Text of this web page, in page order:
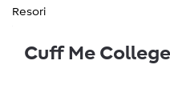
Resori
Cuff Me